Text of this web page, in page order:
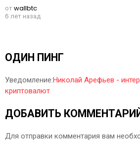
отwallbtc
6 лет назад
ОДИН ПИНГ
Уведомление:Николай Арефьев -
криптовалют
ДОБАВИТЬ
Для отправки комментария вам